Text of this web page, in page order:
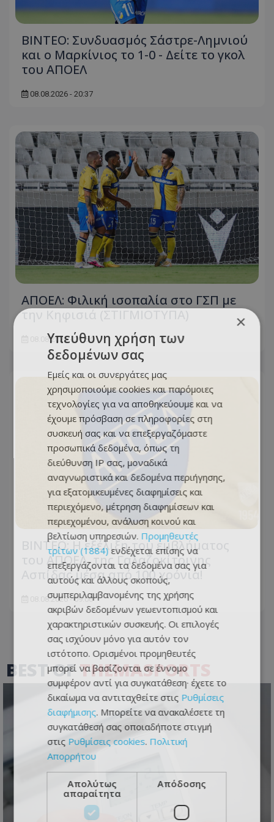
ΒΙΝΤΕΟ: Συνδυασμός Σάστρε-Λημνιού
και ο Μαρκίνιος το 1-0 - Δείτε το γκολ
του ΑΠΟΕΛ
08.08.2026 - 20:37
ΑΠΟΕΛ: Φιλική ισοπαλία στο ΓΣΠ με
την Κηφισιά (ΣΤΙΓΜΙΟΤΥΠΑ)
08.08.2026 - 21:54
ΒΙΝΤΕΟ: Η εξέλιξη του εμβλήματος
του ΑΠΟΕΛ, της Γαλαζοκίτρινης
Ασπίδας μέσα από 100 χρόνια!
08.08.2026 - 09:06
BEST OFTHEMASPORTS
×
Υπεύθυνη χρήση των
δεδομένων σας
Εμείς και οι συνεργάτες μας
χρησιμοποιούμε cookies και παρόμοιες
τεχνολογίες για να αποθηκεύουμε και να
έχουμε πρόσβαση σε πληροφορίες στη
συσκευή σας και να επεξεργαζόμαστε
προσωπικά δεδομένα, όπως τη
διεύθυνση IP σας, μοναδικά
αναγνωριστικά και δεδομένα περιήγησης,
για εξατομικευμένες διαφημίσεις και
περιεχόμενο, μέτρηση διαφημίσεων και
περιεχομένου, ανάλυση κοινού και
βελτίωση υπηρεσιών. Προμηθευτές
τρίτων (1884) ενδέχεται επίσης να
επεξεργάζονται τα δεδομένα σας για
αυτούς και άλλους σκοπούς,
συμπεριλαμβανομένης της χρήσης
ακριβών δεδομένων γεωεντοπισμού και
χαρακτηριστικών συσκευής. Οι επιλογές
σας ισχύουν μόνο για αυτόν τον
ιστότοπο. Ορισμένοι προμηθευτές
μπορεί να βασίζονται σε έννομο
συμφέρον αντί για συγκατάθεση· έχετε το
δικαίωμα να αντιταχθείτε στις Ρυθμίσεις
διαφήμισης. Μπορείτε να ανακαλέσετε τη
συγκατάθεσή σας οποιαδήποτε στιγμή
στις Ρυθμίσεις cookies. Πολιτική
Απορρήτου
Απολύτως
απαραίτητα
Απόδοσης